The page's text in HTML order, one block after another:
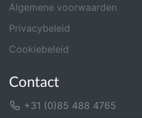
Algemene voorwaarden
Privacybeleid
Cookiebeleid
Contact
+31 (0)85 488 4765